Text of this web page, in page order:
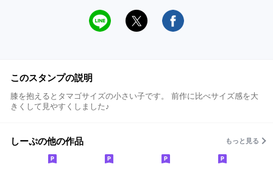
このスタンプの説明
膝を抱えるとタマゴサイズの小さい子です。 前作に比べサイズ感を大
きくして見やすくしました♪
しーぷの他の作品 もっと見る